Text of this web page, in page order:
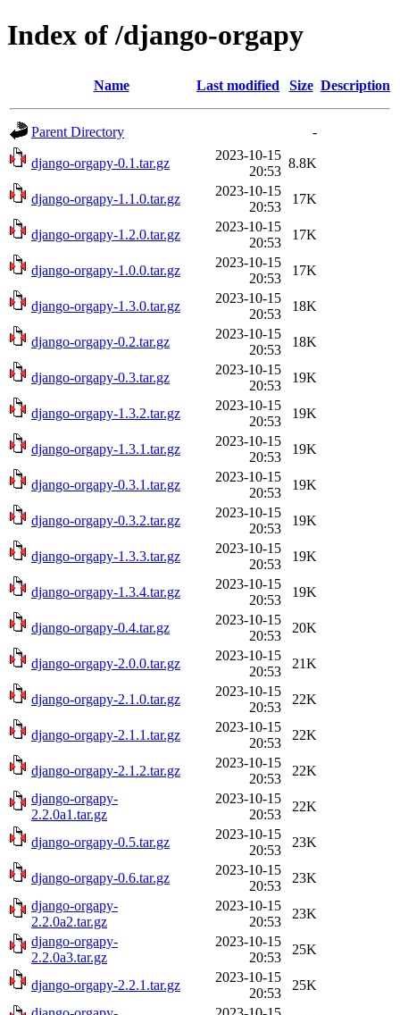
Index of /django-orgapy
Name Last modified Size Description
Parent Directory -
django-orgapy-0.1.tar.gz
2023-10-15
20:53
8.8K
django-orgapy-1.1.0.tar.gz
2023-10-15
20:53
17K
django-orgapy-1.2.0.tar.gz
2023-10-15
20:53
17K
django-orgapy-1.0.0.tar.gz
2023-10-15
20:53
17K
django-orgapy-1.3.0.tar.gz
2023-10-15
20:53
18K
django-orgapy-0.2.tar.gz
2023-10-15
20:53
18K
django-orgapy-0.3.tar.gz
2023-10-15
20:53
19K
django-orgapy-1.3.2.tar.gz
2023-10-15
20:53
19K
django-orgapy-1.3.1.tar.gz
2023-10-15
20:53
19K
django-orgapy-0.3.1.tar.gz
2023-10-15
20:53
19K
django-orgapy-0.3.2.tar.gz
2023-10-15
20:53
19K
django-orgapy-1.3.3.tar.gz
2023-10-15
20:53
19K
django-orgapy-1.3.4.tar.gz
2023-10-15
20:53
19K
django-orgapy-0.4.tar.gz
2023-10-15
20:53
20K
django-orgapy-2.0.0.tar.gz
2023-10-15
20:53
21K
django-orgapy-2.1.0.tar.gz
2023-10-15
20:53
22K
django-orgapy-2.1.1.tar.gz
2023-10-15
20:53
22K
django-orgapy-2.1.2.tar.gz
2023-10-15
20:53
22K
django-orgapy-
2.2.0a1.tar.gz
2023-10-15
20:53
22K
django-orgapy-0.5.tar.gz
2023-10-15
20:53
23K
django-orgapy-0.6.tar.gz
2023-10-15
20:53
23K
django-orgapy-
2.2.0a2.tar.gz
2023-10-15
20:53
23K
django-orgapy-
2.2.0a3.tar.gz
2023-10-15
20:53
25K
django-orgapy-2.2.1.tar.gz
2023-10-15
20:53
25K